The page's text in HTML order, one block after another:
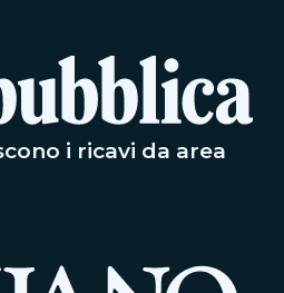
i ricavi da area